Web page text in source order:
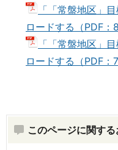
「「常盤地区」
ロードする（PDF：
「「常盤地区」
ロードする（PDF：
このページに関す